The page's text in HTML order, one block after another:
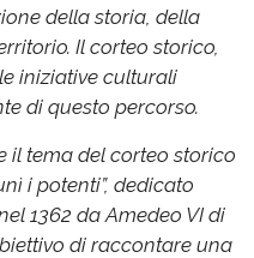
della storia, della
Il corteo storico,
iniziative culturali
di questo percorso.
il tema del corteo storico
i potenti”, dedicato
1362 da Amedeo VI di
di raccontare una